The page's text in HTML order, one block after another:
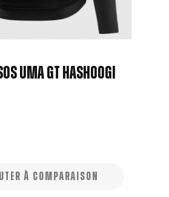
UMA GT HASHOOGI
À COMPARAISON